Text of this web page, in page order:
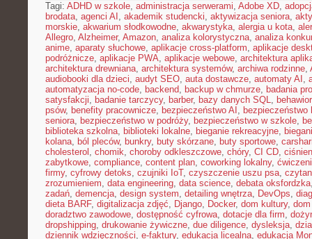
Tagi: ADHD w szkole, administracja serwerami, Adobe XD,
brodata, agenci AI , akademik studencki, aktywizacja seniora,
morskie, akwarium słodkowodne, akwarystyka, alergia u kota,
Allegro, Alzheimer, Amazon, analiza kolorystyczna, analiza
anime, aparaty słuchowe, aplikacje cross-platform, aplikacje
podróżnicze, aplikacje PWA, aplikacje webowe, architektura
architektura drewniana, architektura systemów, archiwa rodzinne,
audiobooki dla dzieci, audyt SEO, auta dostawcze, automaty AI ,
automatyzacja no-code, backend, backup w chmurze, badania
satysfakcji, badanie tarczycy, barber, bazy danych SQL,
psów, benefity pracownicze, bezpieczeństwo AI , bezpieczeństwo
seniora, bezpieczeństwo w podróży, bezpieczeństwo w szkole,
biblioteka szkolna, biblioteki lokalne, bieganie rekreacyjne,
kolana, ból pleców, bunkry, buty skórzane, buty sportowe,
cholesterol , chomik, choroby odkleszczowe, chóry, CI CD,
zabytkowe, compliance, content plan, coworking lokalny,
firmy, cyfrowy detoks, czujniki IoT, czyszczenie uszu psa,
zrozumieniem, data engineering, data science, debata oksfordzka
zadań, demencja, design system, detailing wnętrza, DevOps,
dieta BARF, digitalizacja zdjęć, Django, Docker, dom kultury,
doradztwo zawodowe, dostępność cyfrowa, dotacje dla firm,
dropshipping, drukowanie żywiczne, due diligence, dysleksja,
dziennik wdzięczności, e-faktury, edukacja licealna, edukacja